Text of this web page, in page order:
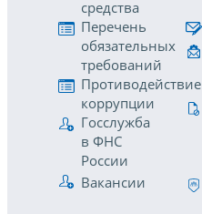
средства
Перечень
обязательных
требований
Противодействие
коррупции
Госслужба
в ФНС
России
Вакансии